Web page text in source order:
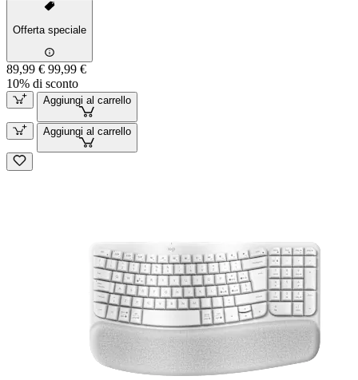
Offerta speciale
89,99 € 99,99 €
10% di sconto
Aggiungi al carrello
Aggiungi al carrello